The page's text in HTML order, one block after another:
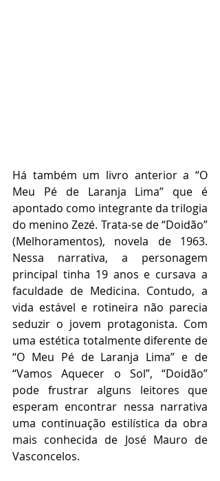
Há também um livro anterior a “O
Meu Pé de Laranja Lima” que é
apontado como integrante da trilogia
do menino Zezé. Trata-se de “Doidão”
(Melhoramentos), novela de 1963.
Nessa narrativa, a personagem
principal tinha 19 anos e cursava a
faculdade de Medicina. Contudo, a
vida estável e rotineira não parecia
seduzir o jovem protagonista. Com
uma estética totalmente diferente de
“O Meu Pé de Laranja Lima” e de
“Vamos Aquecer o Sol”, “Doidão”
pode frustrar alguns leitores que
esperam encontrar nessa narrativa
uma continuação estilística da obra
mais conhecida de José Mauro de
Vasconcelos.